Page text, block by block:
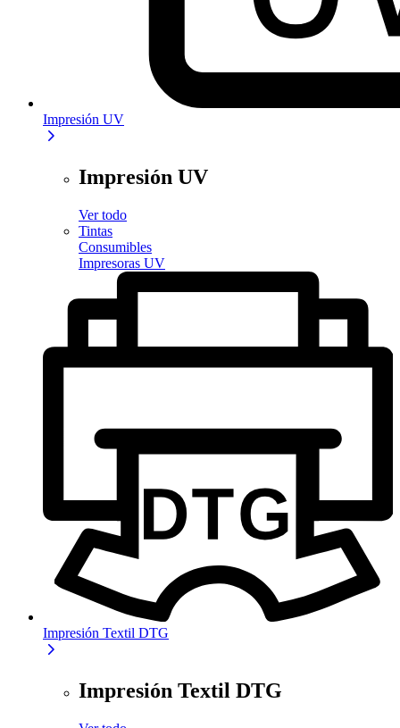
Impresión UV
Impresión UV
Ver todo
Tintas
Consumibles
Impresoras UV
Impresión Textil DTG
Impresión Textil DTG